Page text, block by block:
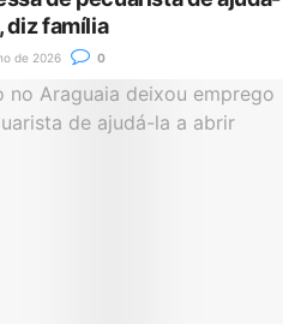
diz família
de 2026 0